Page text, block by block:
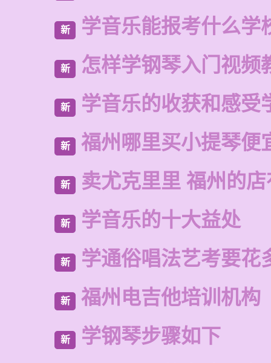
新 学音乐能报考什么学
新 怎样学钢琴入门视频
新 学音乐的收获和感受
新 福州哪里买小提琴便
新 卖尤克里里 福州的
新 学音乐的十大益处
新 学通俗唱法艺考要花
新 福州电吉他培训机构
新 学钢琴步骤如下